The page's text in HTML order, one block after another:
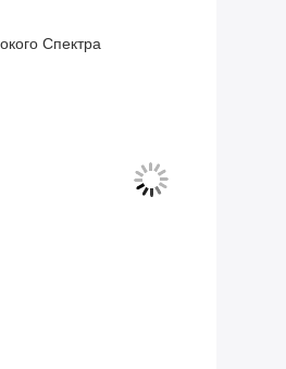
Спектра